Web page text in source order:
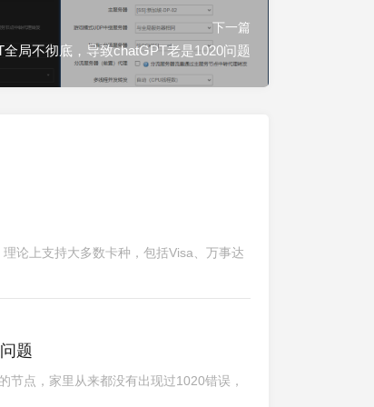
下一篇
局不彻底，导致chatGPT老是1020问题
论上支持大多数卡种，包括Visa、万事达
题
节点，家里从来都没有出现过1020错误，